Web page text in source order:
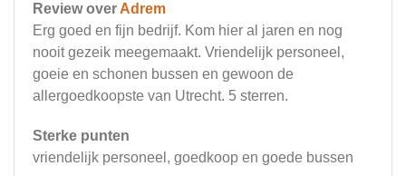
Review over Adrem
Erg goed en fijn bedrijf. Kom hier al jaren en nog
nooit gezeik meegemaakt. Vriendelijk personeel,
goeie en schonen bussen en gewoon de
allergoedkoopste van Utrecht. 5 sterren.
Sterke punten
vriendelijk personeel, goedkoop en goede bussen